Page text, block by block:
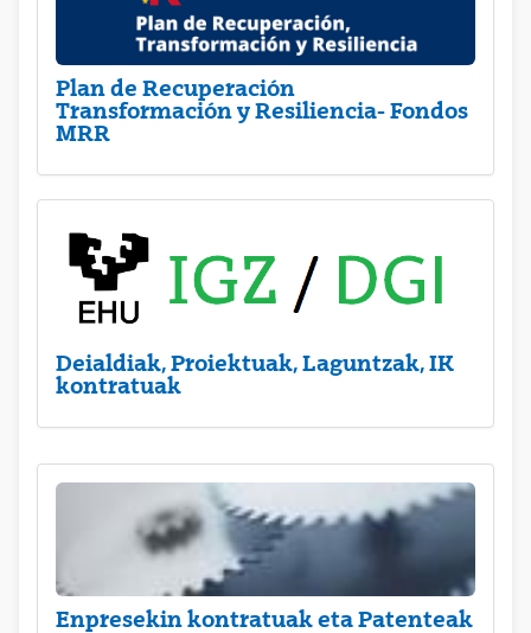
Plan de Recuperación
Transformación y Resiliencia- Fondos
MRR
Deialdiak, Proiektuak, Laguntzak, IK
kontratuak
Enpresekin kontratuak eta Patenteak